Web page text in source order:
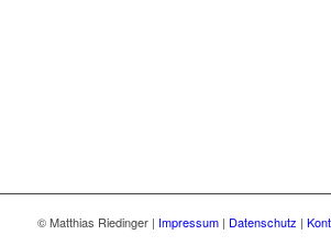
© Matthias Riedinger | Impressum| Datenschutz |